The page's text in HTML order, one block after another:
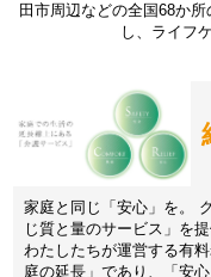
田市周辺などの全国68か
し、ライフ
家庭と同じ「安心」を。
じ質と量のサービス」を提
わたしたちが運営する有
庭の延長」であり、「安